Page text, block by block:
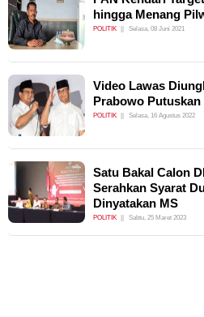
hingga Menang
POLITIK Selasa, 08 Juni 2021
Video Lawas
Prabowo Putuskan
POLITIK Selasa, 16 Agustus 2022
Satu Bakal Calon
Serahkan Syarat
Dinyatakan MS
POLITIK Sabtu, 25 Maret 2023